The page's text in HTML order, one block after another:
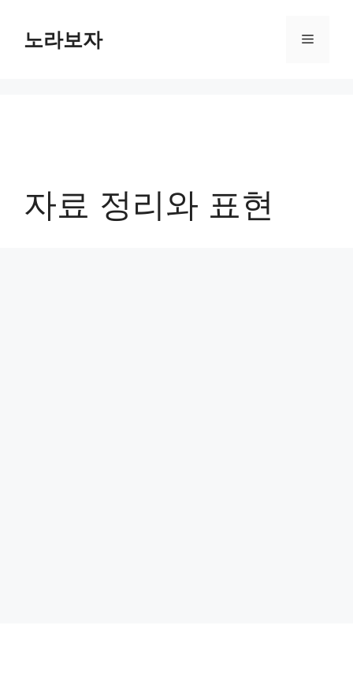
노라보자 메
자료 정리와 표현